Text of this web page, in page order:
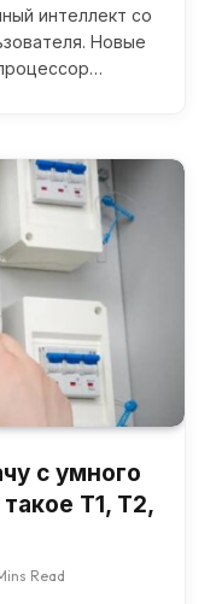
интеллект со
Новые
с умного
T1, T2,
Read